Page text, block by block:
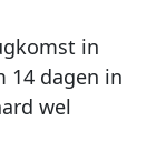
in
14 dagen in
wel